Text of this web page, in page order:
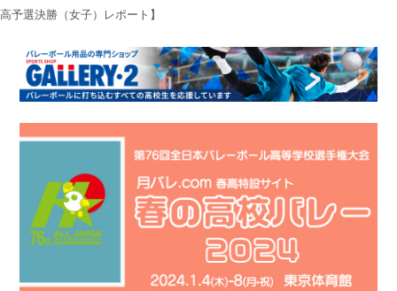
高予選決勝（女子）レポート】